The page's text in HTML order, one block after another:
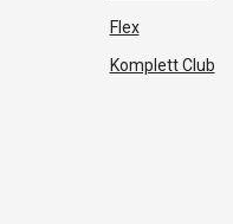
Flex
Komplett Club